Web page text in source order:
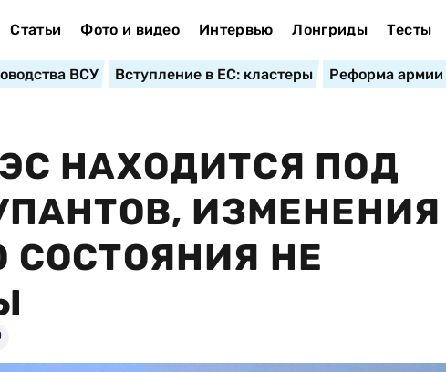
Статьи Фото и видео Интервью Лонгриды Тесты
ВСУ Вступление в ЕС: кластеры Реформа армии
НАХОДИТСЯ ПОД
ИЗМЕНЕНИЯ
НЕ